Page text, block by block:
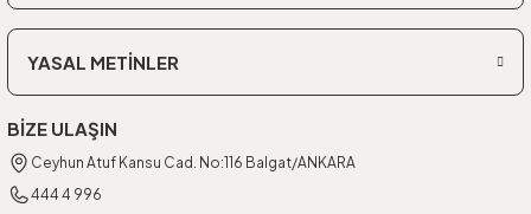
YASAL METİNLER
BİZE ULAŞIN
Ceyhun Atuf Kansu Cad. No:116 Balgat/ANKARA
444 4 996